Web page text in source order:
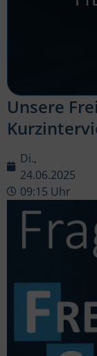
Unsere
Di.,
24.06.2025
09:15 Uhr